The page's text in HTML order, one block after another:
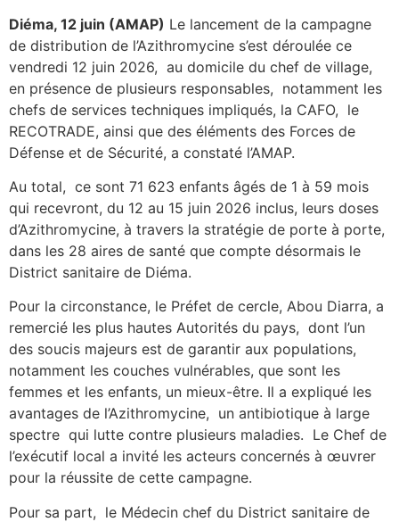
Diéma, 12 juin (AMAP) Le lancement de la campagne
de distribution de l’Azithromycine s’est déroulée ce
vendredi 12 juin 2026, au domicile du chef de village,
en présence de plusieurs responsables, notamment les
chefs de services techniques impliqués, la CAFO, le
RECOTRADE, ainsi que des éléments des Forces de
Défense et de Sécurité, a constaté l’AMAP.
Au total, ce sont 71 623 enfants âgés de 1 à 59 mois
qui recevront, du 12 au 15 juin 2026 inclus, leurs doses
d’Azithromycine, à travers la stratégie de porte à porte,
dans les 28 aires de santé que compte désormais le
District sanitaire de Diéma.
Pour la circonstance, le Préfet de cercle, Abou Diarra, a
remercié les plus hautes Autorités du pays, dont l’un
des soucis majeurs est de garantir aux populations,
notamment les couches vulnérables, que sont les
femmes et les enfants, un mieux-être. Il a expliqué les
avantages de l’Azithromycine, un antibiotique à large
spectre qui lutte contre plusieurs maladies. Le Chef de
l’exécutif local a invité les acteurs concernés à œuvrer
pour la réussite de cette campagne.
Pour sa part, le Médecin chef du District sanitaire de